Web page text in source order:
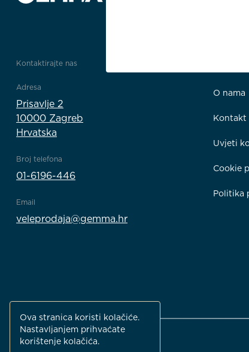
Kontaktirajte nas
Adresa
Prisavlje 2
10000 Zagreb
Hrvatska
Broj telefona
01-6196-446
Email
veleprodaja@gemma.hr
O nama
Kontakt
Uvjeti
Cookie
Politika
Ova stranica koristi kolačiće.
Nastavljanjem prihvaćate
korištenje kolačića.